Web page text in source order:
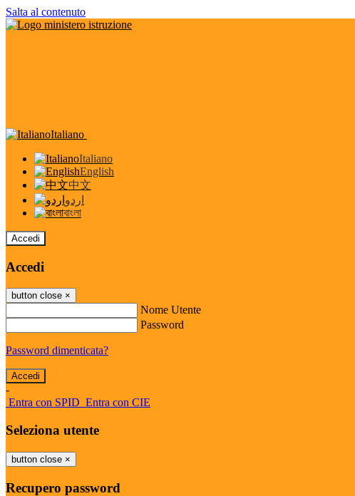
Salta al contenuto
Italiano
Italiano
English
中文
اردو
বাংলা
Accedi
Accedi
button close ×
Nome Utente
Password
Password dimenticata?
-
Entra con SPID Entra con CIE
Seleziona utente
button close ×
Recupero password